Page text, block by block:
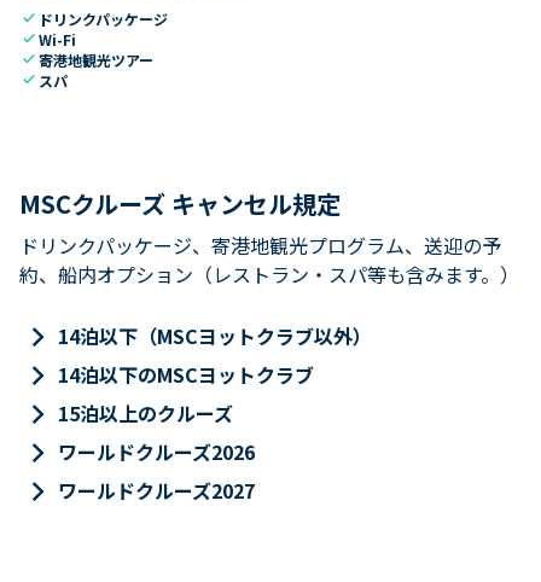
check ドリンクパッケージ
checkWi-Fi
check寄港地観光ツアー
check スパ
MSCクルーズ キャンセル規定
ドリンクパッケージ、寄港地観光プログラム、送迎の予
約、船内オプション（レストラン・スパ等も含みます。）
keyboard_arrow_right 14泊以下（MSCヨットクラブ以外）
keyboard_arrow_right 14泊以下のMSCヨットクラブ
keyboard_arrow_right 15泊以上のクルーズ
keyboard_arrow_right ワールドクルーズ2026
keyboard_arrow_right ワールドクルーズ2027